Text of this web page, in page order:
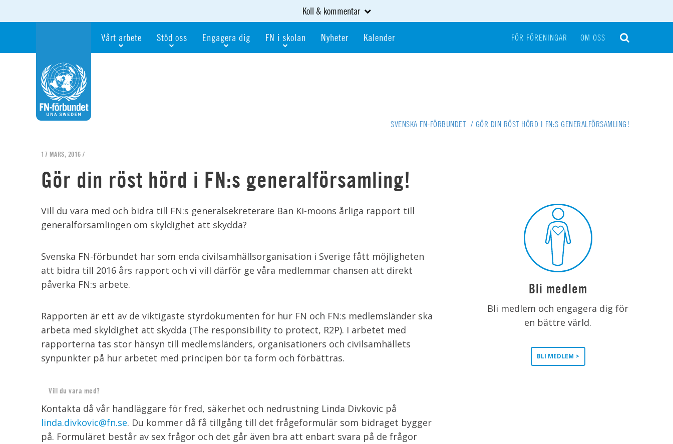
Koll & kommentar
Vårt arbete Stöd oss Engagera dig FN i skolan Nyheter Kalender FÖR FÖRENINGAR OM OSS
SVENSKA FN-FÖRBUNDET / GÖR DIN RÖST HÖRD I FN:S GENERALFÖRSAMLING!
17 MARS, 2016 /
Gör din röst hörd i FN:s generalförsamling!
Vill du vara med och bidra till FN:s generalsekreterare Ban Ki-moons årliga rapport till
generalförsamlingen om skyldighet att skydda?
Svenska FN-förbundet har som enda civilsamhällsorganisation i Sverige fått möjligheten
att bidra till 2016 års rapport och vi vill därför ge våra medlemmar chansen att direkt
påverka FN:s arbete.
Rapporten är ett av de viktigaste styrdokumenten för hur FN och FN:s medlemsländer ska
arbeta med skyldighet att skydda (The responsibility to protect, R2P). I arbetet med
rapporterna tas stor hänsyn till medlemsländers, organisationers och civilsamhällets
synpunkter på hur arbetet med principen bör ta form och förbättras.
Vill du vara med?
Kontakta då vår handläggare för fred, säkerhet och nedrustning Linda Divkovic på
linda.divkovic@fn.se. Du kommer då få tillgång till det frågeformulär som bidraget bygger
på. Formuläret består av sex frågor och det går även bra att enbart svara på de frågor
Bli medlem
Bli medlem och engagera dig för
en bättre värld.
BLI MEDLEM >